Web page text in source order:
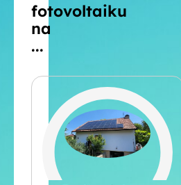
fotovoltaiku
na
...
Šikmá